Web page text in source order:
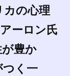
カの心理
ーロン氏
豊か
つく一